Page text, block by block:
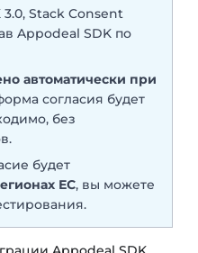
Stack Consent
Appodeal SDK по
автоматически при
согласия будет
без
будет
ЕС, вы можете